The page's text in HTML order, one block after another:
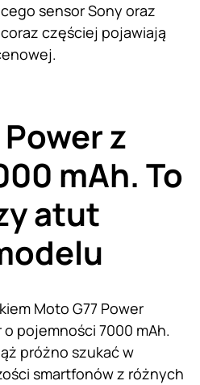
sensor Sony oraz
częściej pojawiają
z
mAh. To
atut
Moto G77 Power
pojemności 7000 mAh.
próżno szukać w
smartfonów z różnych